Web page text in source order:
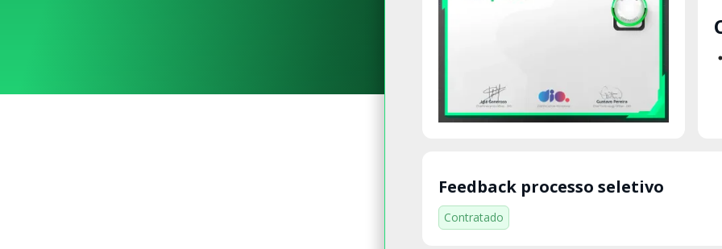
Feedback processo seletivo
Contratado